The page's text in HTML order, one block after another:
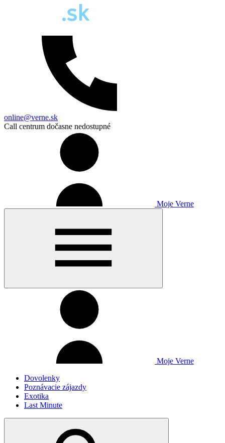
online@verne.sk
Call centrum dočasne nedostupné
Moje Verne
Moje Verne
Dovolenky
Poznávacie zájazdy
Exotika
Last Minute